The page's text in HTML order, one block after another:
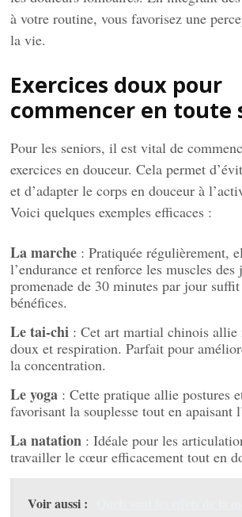
à votre routine, vous favorisez une
la vie.
Exercices doux pour
commencer en toute
Pour les seniors, il est vital de
exercices en douceur. Cela permet
et d’adapter le corps en douceur à
Voici quelques exemples efficaces :
La marche : Pratiquée régulièrement,
l’endurance et renforce les muscles des
promenade de 30 minutes par jour
bénéfices.
Le tai-chi : Cet art martial chinois allie
doux et respiration. Parfait pour
la concentration.
Le yoga : Cette pratique allie postures
favorisant la souplesse tout en apaisant
La natation : Idéale pour les
travailler le cœur efficacement tout en
Voir aussi :